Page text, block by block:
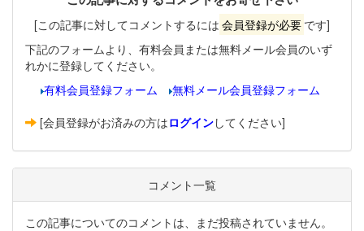
[この記事に対してコメントするには 会員登録が必要 です]
下記のフォームより、有料会員または無料メール会員のいず
れかに登録してください。
有料会員登録フォーム
無料メール会員登録フォーム
[会員登録がお済みの方はログインしてください]
コメント一覧
この記事についてのコメントは、まだ投稿されていません。